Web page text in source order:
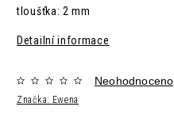
tloušťka: 2 mm
Detailní informace
Značka: Ewena
Neohodnoceno